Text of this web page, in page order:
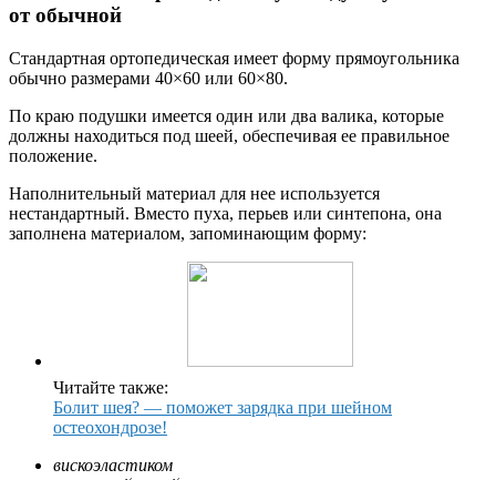
от обычной
Стандартная ортопедическая имеет форму прямоугольника
обычно размерами 40×60 или 60×80.
По краю подушки имеется один или два валика, которые
должны находиться под шеей, обеспечивая ее правильное
положение.
Наполнительный материал для нее используется
нестандартный. Вместо пуха, перьев или синтепона, она
заполнена материалом, запоминающим форму:
Читайте также:
Болит шея? — поможет зарядка при шейном
остеохондрозе!
вискоэластиком